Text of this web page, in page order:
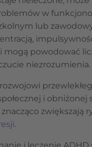
w
lub
mogą powodować
niezrozumienia.
i obniżonej
zwiększają
.